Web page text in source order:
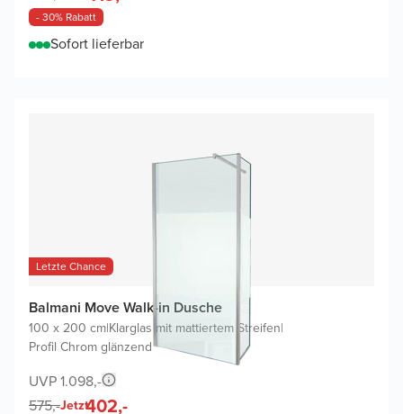
- 30% Rabatt
Sofort lieferbar
Letzte Chance
Balmani Move Walk-in Dusche
100 x 200 cm|Klarglas mit mattiertem Streifen|
Profil Chrom glänzend
UVP 1.098,-
575,-Jetzt402,-